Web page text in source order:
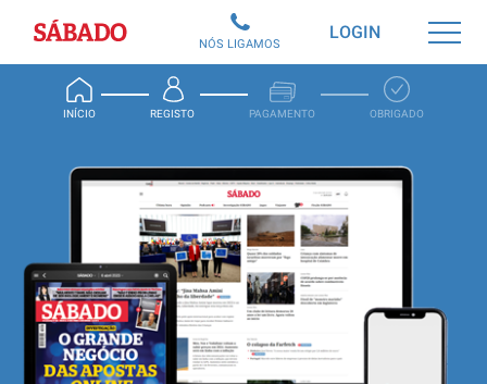
Sábado
INÍCIO REGISTO PAGAMENTO OBRIGADO
LOGIN
NÓS LIGAMOS